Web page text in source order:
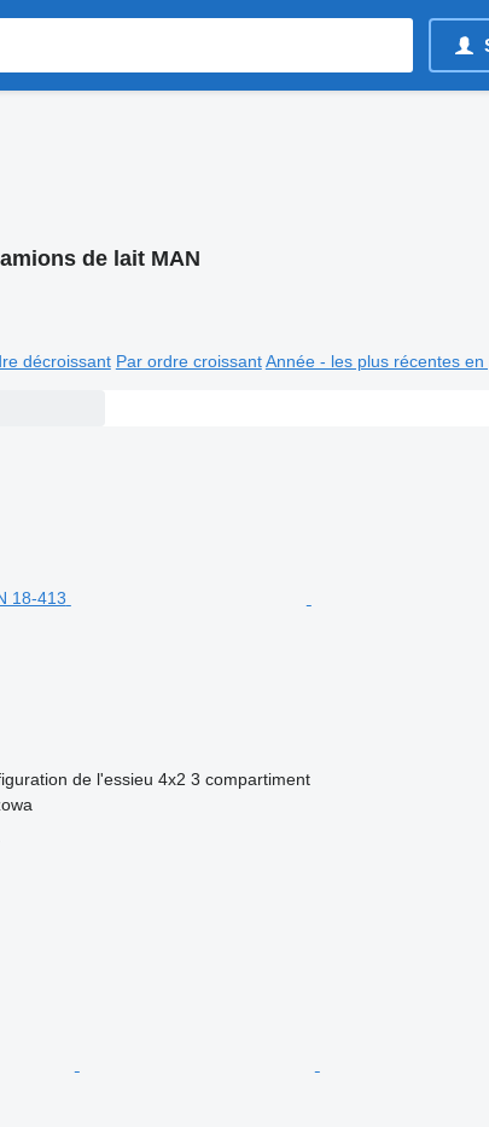
de lait MAN
décroissant Par ordre croissant Année - les plus récentes en
de l'essieu 4x2 3 compartiment